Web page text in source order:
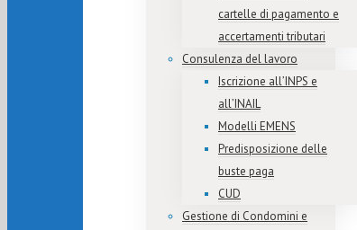
cartelle di pagamento e
accertamenti tributari
Consulenza del lavoro
Iscrizione all’INPS e
all’INAIL
Modelli EMENS
Predisposizione delle
buste paga
CUD
Gestione di Condomini e